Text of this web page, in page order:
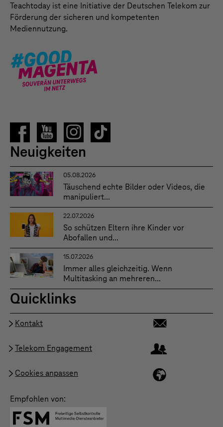
Teachtoday ist eine Initiative der Deutschen Telekom zur
Förderung der sicheren und kompetenten
Mediennutzung.
Neuigkeiten
05.08.2026
Täuschend echte Bilder oder Videos, die
manipuliert...
22.07.2026
So schützen Eltern ihre Kinder vor
Abofallen und...
15.07.2026
Immer alles gleichzeitig. Wenn
Multitasking an mehreren...
Quicklinks
Kontakt
Telekom Engagement
Cookies anpassen
Empfohlen von: